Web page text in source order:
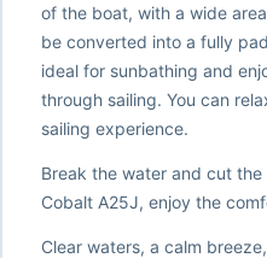
of the boat, with a wide
be converted into a fully
ideal for sunbathing and
through sailing. You can
sailing experience.
Break the water and cut
Cobalt A25J, enjoy the
Clear waters, a calm